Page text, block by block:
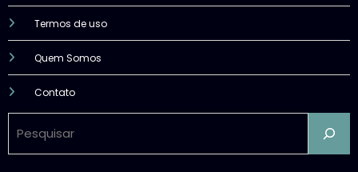
Termos de uso
Quem Somos
Contato